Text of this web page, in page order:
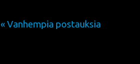
« Vanhempia postauksia